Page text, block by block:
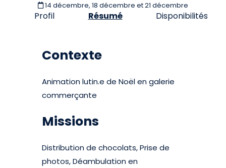
14 décembre, 18 décembre et 21 décembre
Profil Résumé Disponibilités
Contexte
Animation lutin.e de Noël en galerie
commerçante
Missions
Distribution de chocolats, Prise de
photos, Déambulation en